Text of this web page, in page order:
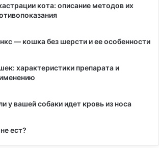
кота: описание методов их
— кошка без шерсти и ее особенности
характеристики препарата и
у вашей собаки идет кровь из носа
ест?